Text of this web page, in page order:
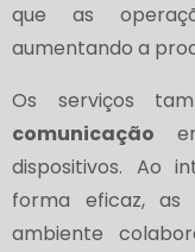
que as
aumentando a
Os serviços
comunicação
dispositivos. Ao
forma eficaz, as
ambiente